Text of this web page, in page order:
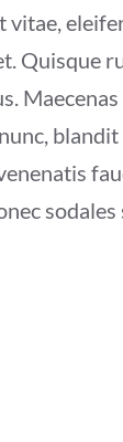
Quisque
sodales